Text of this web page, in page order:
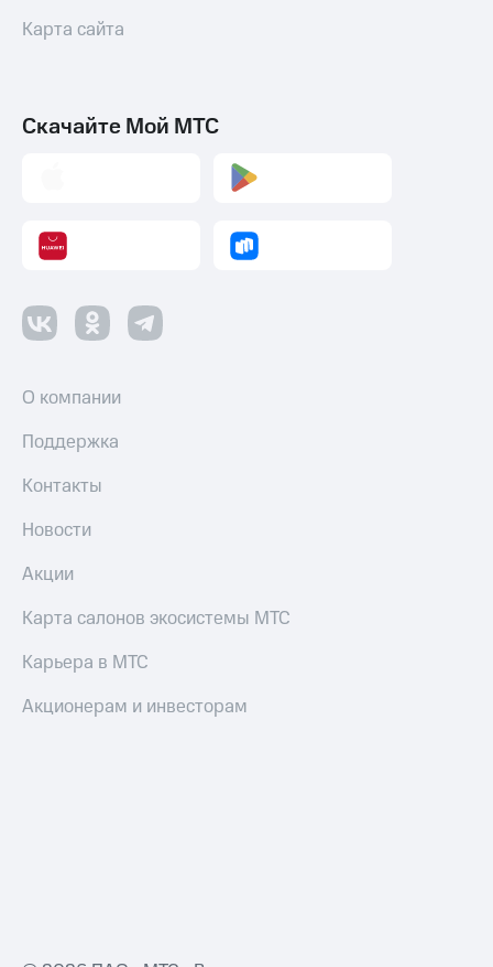
Карта сайта
Скачайте Мой МТС
О компании
Поддержка
Контакты
Новости
Акции
Карта салонов экосистемы МТС
Карьера в МТС
Акционерам и инвесторам